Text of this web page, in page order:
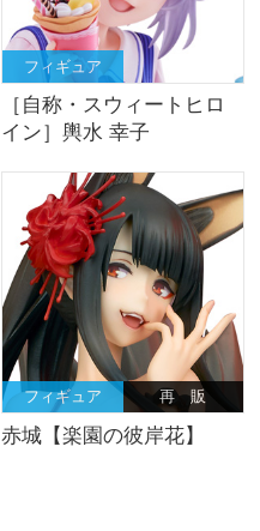
フィギュア
［自称・スウィートヒロ
イン］輿水 幸子
フィギュア 再 販
赤城【楽園の彼岸花】